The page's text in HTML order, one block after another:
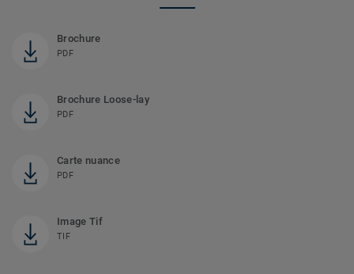
Brochure
PDF
Brochure Loose-lay
PDF
Carte nuance
PDF
Image Tif
TIF